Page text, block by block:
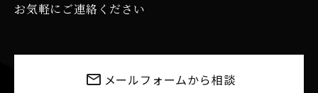
お気軽にご連絡ください
メールフォームから相談